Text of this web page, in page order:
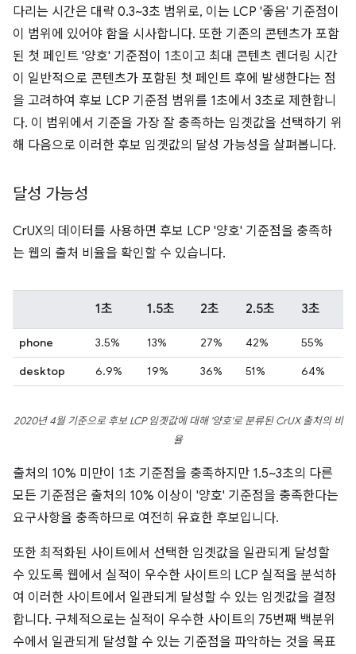
다리는 시간은 대략 0.3~3초 범위로, 이는 LCP '좋음' 기준점이
이 범위에 있어야 함을 시사합니다. 또한 기존의 콘텐츠가 포함
된 첫 페인트 '양호' 기준점이 1초이고 최대 콘텐츠 렌더링 시간
이 일반적으로 콘텐츠가 포함된 첫 페인트 후에 발생한다는 점
을 고려하여 후보 LCP 기준점 범위를 1초에서 3초로 제한합니
다. 이 범위에서 기준을 가장 잘 충족하는 임곗값을 선택하기 위
해 다음으로 이러한 후보 임곗값의 달성 가능성을 살펴봅니다.
달성 가능성
CrUX의 데이터를 사용하면 후보 LCP '양호' 기준점을 충족하
는 웹의 출처 비율을 확인할 수 있습니다.
1초 1.5초 2초 2.5초 3초
phone 3.5% 13% 27% 42%
55%
desktop
6.9% 19% 36% 51% 64%
2020년 4월 기준으로 후보 LCP 임곗값에 대해 '양호'로 분류된 CrUX 출처의 비
율
출처의 10% 미만이 1초 기준점을 충족하지만 1.5~3초의 다른
모든 기준점은 출처의 10% 이상이 '양호' 기준점을 충족한다는
요구사항을 충족하므로 여전히 유효한 후보입니다.
또한 최적화된 사이트에서 선택한 임곗값을 일관되게 달성할
수 있도록 웹에서 실적이 우수한 사이트의 LCP 실적을 분석하
여 이러한 사이트에서 일관되게 달성할 수 있는 임곗값을 결정
합니다. 구체적으로는 실적이 우수한 사이트의 75번째 백분위
수에서 일관되게 달성할 수 있는 기준점을 파악하는 것을 목표